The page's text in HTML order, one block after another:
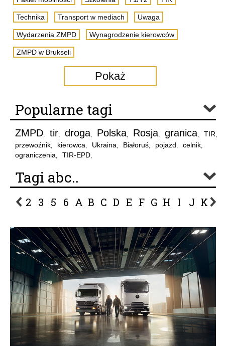
Technika Transport w mediach Uwaga
Wydarzenia ZMPD Wynagrodzenie kierowców
ZMPD w Brukseli
Pokaż
Popularne tagi
ZMPD, tir, droga, Polska, Rosja, granica, TIR,
przewoźnik, kierowca, Ukraina, Białoruś, pojazd, celnik,
ograniczenia, TIR-EPD,
Tagi abc..
2 3 5 6 A B C D E F G H I J K L